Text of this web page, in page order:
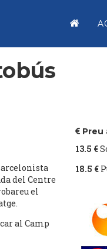
del Centre
el
al Camp
Preu
13.5 €
18.5 €